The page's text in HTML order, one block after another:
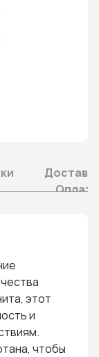
Оплата
этот
и
чтобы